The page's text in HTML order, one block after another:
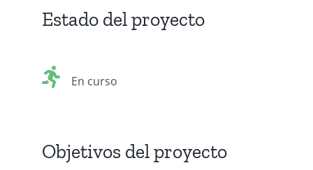
Estado del proyecto
En curso
Objetivos del proyecto